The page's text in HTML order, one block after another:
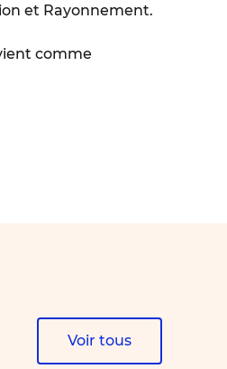
et Rayonnement.
comme
Voir tous